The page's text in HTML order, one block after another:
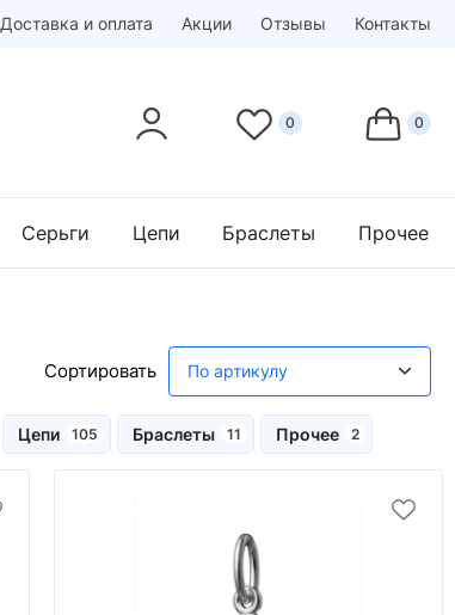
Доставка и оплата Акции Отзывы Контакты
Серьги Цепи Браслеты Прочее
Цепи Браслеты Прочее